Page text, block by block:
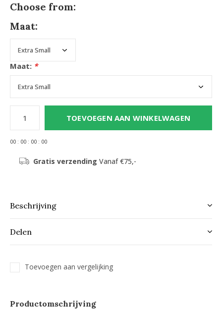
Choose from:
Maat:
Maat: *
TOEVOEGEN AAN WINKELWAGEN
00 : 00 : 00 : 00
Gratis verzending Vanaf €75,-
Beschrijving
Delen
Toevoegen aan vergelijking
Productomschrijving